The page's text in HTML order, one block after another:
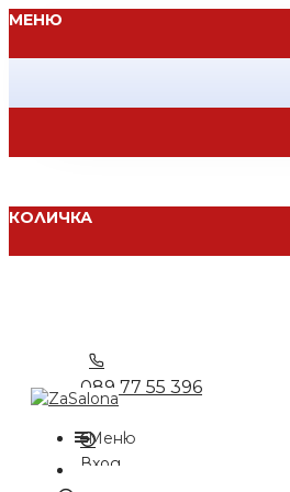
МЕНЮ
КОЛИЧКА
089 77 55 396
Вход
Меню